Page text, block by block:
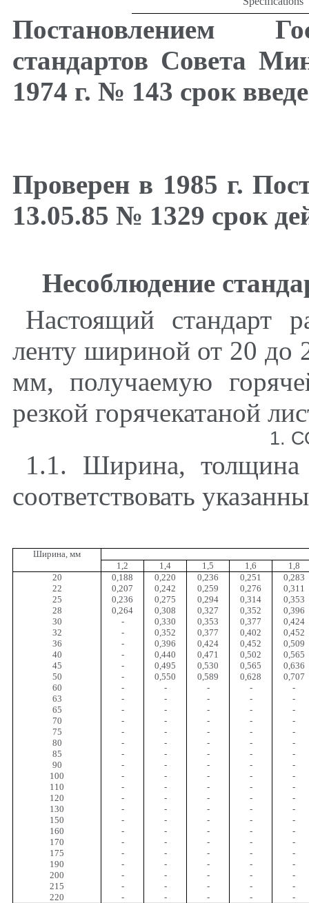
Постановлением
стандартов Совета
1974 г. № 143 срок
Проверен в 1985 г.
13.05.85 № 1329 срок
Несоблюдение
Настоящий стандарт
ленту шириной от 20 до
мм, получаемую
резкой горячекатаной
1.
1.1. Ширина,
соответствовать
Ширина мм
1,2
1,4 1,5 1,6
1,8
20
0,188 0,220 0,236 0,251
0,283
22
0,207 0,242 0,259 0,276
0,311
25
0,236 0,275 0,294 0,314
0,353
28
0,264 0,308 0,327 0,352
0,396
30
- 0,330 0,353 0,377
0,424
32
- 0,352 0,377 0,402
0,452
36
- 0,396 0,424 0,452
0,509
40
- 0,440 0,471 0,502
0,565
45
- 0,495 0,530 0,565
0,636
50
- 0,550 0,589 0,628
0,707
60
- - - -
-
63
- - - -
-
65
- - - -
-
70
- - - -
-
75
- - - -
-
80
- - - -
-
85
- - - -
-
90
- - - -
-
100
- - - -
-
110
- - - -
-
120
- - - -
-
130
- - - -
-
150
- - - -
-
160
- - - -
-
170
- - - -
-
175
- - - -
-
190
- - - -
-
200
- - - -
-
215
- - - -
-
220
- - - - -